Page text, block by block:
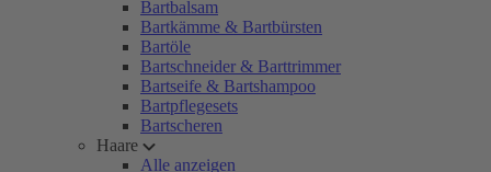
Bartbalsam
Bartkämme & Bartbürsten
Bartöle
Bartschneider & Barttrimmer
Bartseife & Bartshampoo
Bartpflegesets
Bartscheren
Haare
Alle anzeigen